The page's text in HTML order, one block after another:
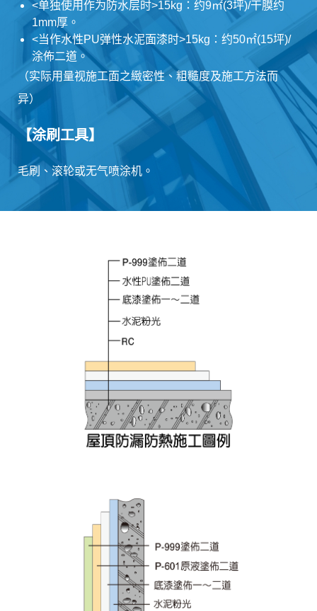
<单独使用作为防水层时>15kg：约9㎡(3坪)/干膜约
1mm厚。
<当作水性PU弹性水泥面漆时>15kg：约50㎡(15坪)/
涂佈二道。
（实际用量视施工面之緻密性、粗糙度及施工方法而
异）
【涂刷工具】
毛刷、滚轮或无气喷涂机。